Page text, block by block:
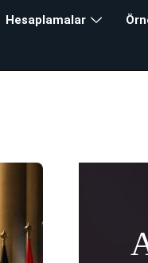
Hesaplamalar